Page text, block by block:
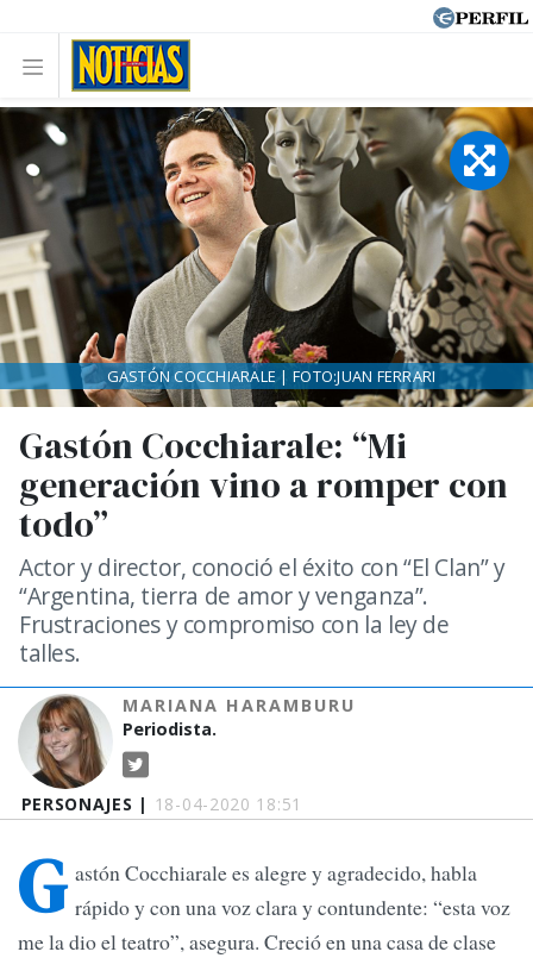
PERSONAJES | 18-04-2020 18:51
Gastón Cocchiarale: “Mi
generación vino a romper con
todo”
Actor y director, conoció el éxito con “El Clan” y
“Argentina, tierra de amor y venganza”.
Frustraciones y compromiso con la ley de
talles.
MARIANA HARAMBURU
Periodista.
GASTÓN COCCHIARALE | FOTO:JUAN FERRARI
G astón Cocchiarale es alegre y agradecido, habla
rápido y con una voz clara y contundente: “esta voz
me la dio el teatro”, asegura. Creció en una casa de clase